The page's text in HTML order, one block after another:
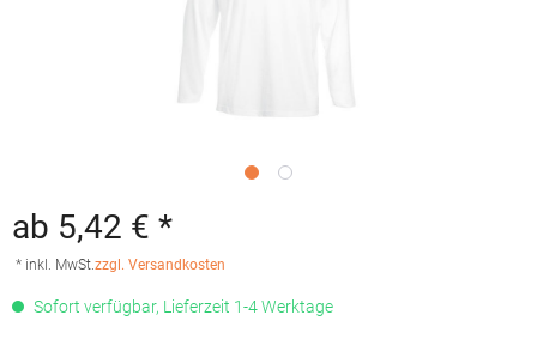
ab 5,42 € *
* inkl. MwSt.zzgl. Versandkosten
Sofort verfügbar, Lieferzeit 1-4 Werktage